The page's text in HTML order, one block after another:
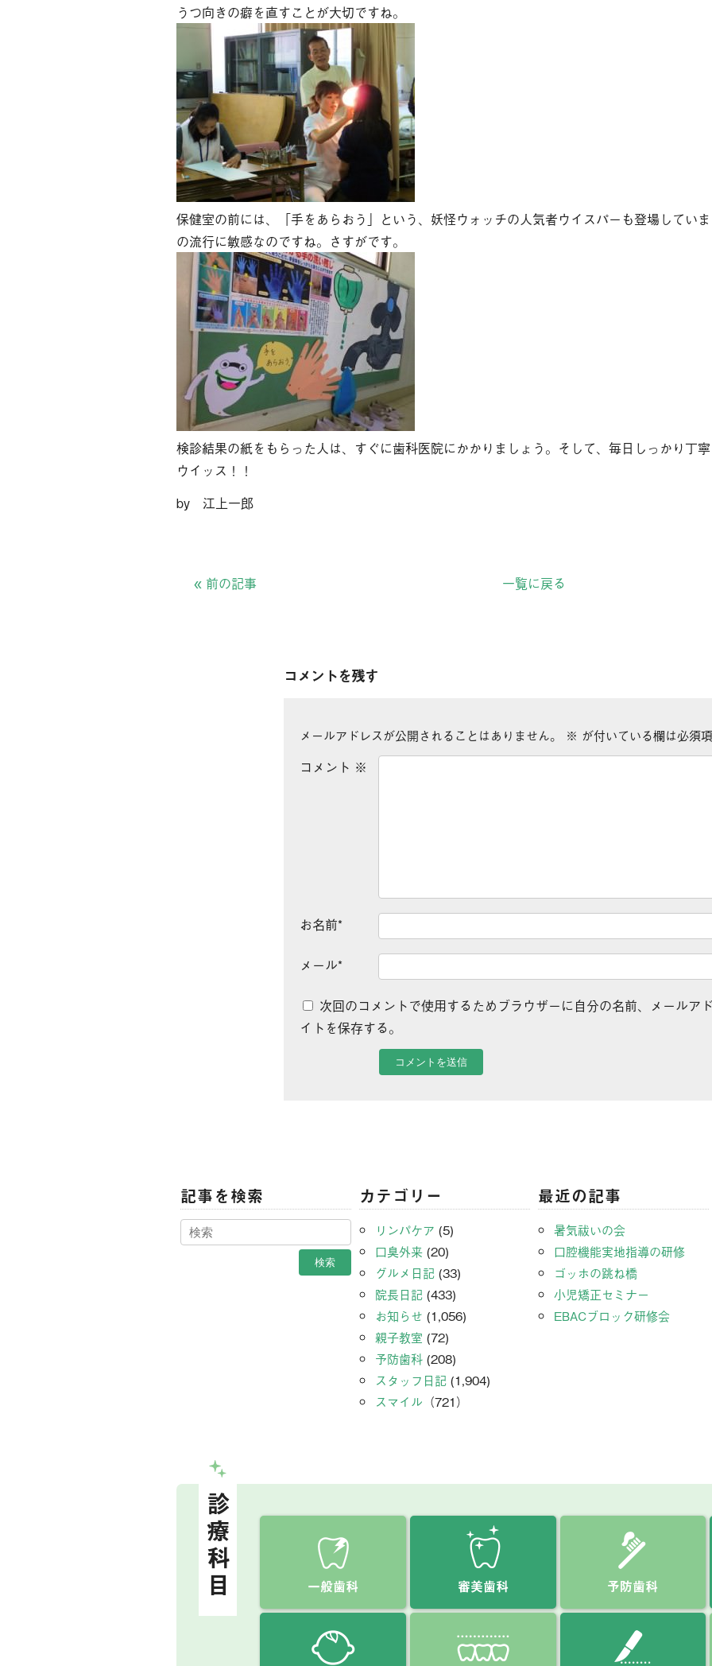
うつ向きの癖を直すことが大切ですね。
保健室の前には、「手をあらおう」という、妖怪ウォッチの人気者ウイスパーも登場してい
の流行に敏感なのですね。さすがです。
検診結果の紙をもらった人は、すぐに歯科医院にかかりましょう。そして、毎日しっかり丁
ウイッス！！
by 江上一郎
« 前の記事 一覧に戻る
コメントを残す
メールアドレスが公開されることはありません。 ※ が付いている欄は必須
コメント ※
お名前*
メール*
次回のコメントで使用するためブラウザーに自分の名前、メールア
イトを保存する。
記事を検索 カテゴリー
リンパケア (5)
口臭外来 (20)
グルメ日記 (33)
院長日記 (433)
お知らせ (1,056)
親子教室 (72)
予防歯科 (208)
スタッフ日記 (1,904)
スマイル （721）
最近の記事
暑気祓いの会
口腔機能実地指導の研修
ゴッホの跳ね橋
小児矯正セミナー
EBACブロック研修会
診療科目 一般歯科 審美歯科 予防歯科